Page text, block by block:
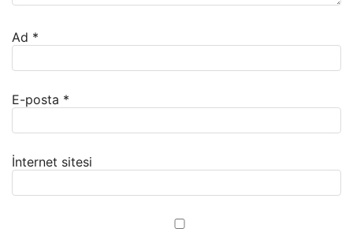
Ad *
E-posta *
İnternet sitesi